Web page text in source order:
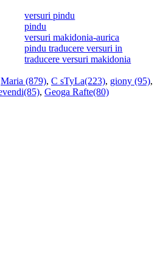
versuri pindu
pindu
versuri makidonia-aurica
pindu traducere versuri in
traducere versuri makidonia
Maria (879), C sTyLa(223), giony (95),
, Geoga Rafte(80)